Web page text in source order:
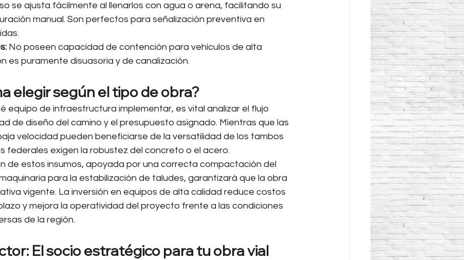
se ajusta fácilmente al llenarlos con agua o arena, facilitando su
manual. Son perfectos para señalización preventiva en
No poseen capacidad de contención para vehículos de alta
es puramente disuasoria y de canalización.
elegir según el tipo de obra?
equipo de infraestructura implementar, es vital analizar el flujo
de diseño del camino y el presupuesto asignado. Mientras que las
velocidad pueden beneficiarse de la versatilidad de los tambos
federales exigen la robustez del concreto o el acero.
de estos insumos, apoyada por una correcta compactación del
para la estabilización de taludes, garantizará que la obra
vigente. La inversión en equipos de alta calidad reduce costos
y mejora la operatividad del proyecto frente a las condiciones
de la región.
El socio estratégico para tu obra vial